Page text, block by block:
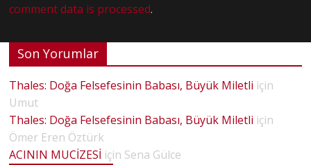
comment data is processed.
Son Yorumlar
Thales: Doğa Felsefesinin Babası, Büyük Miletli için
Umut
Thales: Doğa Felsefesinin Babası, Büyük Miletli için
Ömer Eren Öztürk
ACININ MUCİZESİ için Sena Gülce